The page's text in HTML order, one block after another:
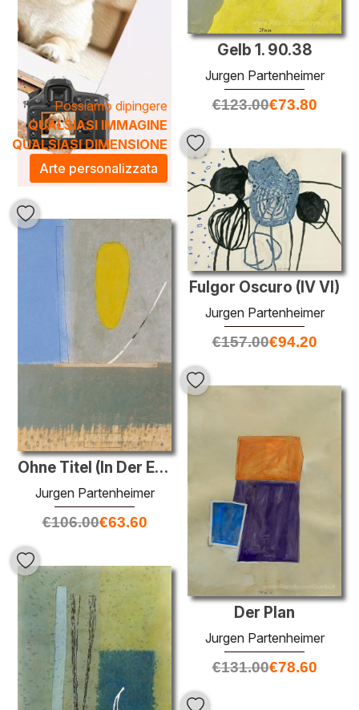
stanza in una celebrazione del talento e della creatività.
Possiamo dipingere
QUALSIASI IMMAGINE
QUALSIASI DIMENSIONE
Arte personalizzata
Gelb 1. 90.38
Jurgen Partenheimer
€123.00€73.80
Fulgor Oscuro (IV VI)
Jurgen Partenheimer
€157.00€94.20
Ohne Titel (In Der Erde)
Jurgen Partenheimer
€106.00€63.60
Der Plan
Jurgen Partenheimer
€131.00€78.60